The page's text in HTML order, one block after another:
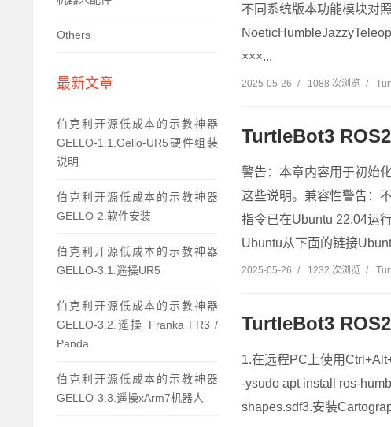
Others
最新文章
伯克利开源低成本的示教神器
GELLO-1.1.Gello-UR5硬件组装
说明
伯克利开源低成本的示教神器
GELLO-2.软件安装
伯克利开源低成本的示教神器
GELLO-3.1.遥操UR5
伯克利开源低成本的示教神器
GELLO-3.2.遥操 Franka FR3 /
Panda
伯克利开源低成本的示教神器
GELLO-3.3.遥操xArm7机器人
不同系统版本功能模块对
×××...
2025-05-26 / 1088 次浏览 /
TurtleBot3 ROS2
警告：本章内容用于初始
这些说明。兼容性警告：
指令已在Ubuntu 22.04运
Ubuntu从下面的链接
2025-05-26 / 1232 次浏览 /
TurtleBot3
1.在远程PC上使用
-ysudo apt install ros-
shapes.sdf3.安装